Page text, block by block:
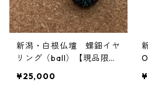
新潟・白根仏壇 螺鈿イヤ
リング（ball）【現品限
¥25,000